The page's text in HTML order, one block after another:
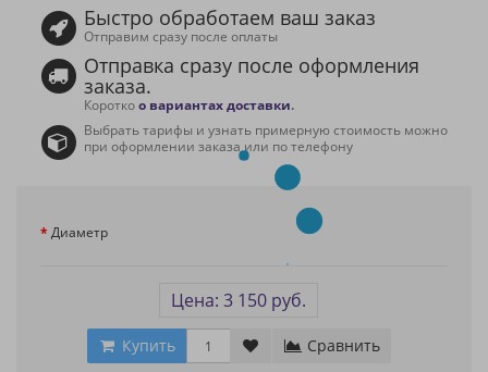
Быстро обработаем ваш заказ
Отправим сразу после оплаты
Отправка сразу после оформления
заказа.
Короткоо вариантах доставки.
Выбрать тарифы и узнать примерную стоимость можно
при оформлении заказа или по телефону
Диаметр
Цена: 3 150 руб.
Купить Сравнить